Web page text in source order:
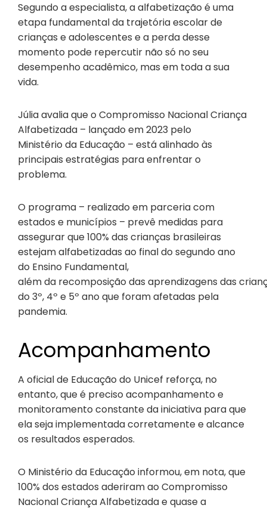
Segundo a especialista, a alfabetização é uma
etapa fundamental da trajetória escolar de
crianças e adolescentes e a perda desse
momento pode repercutir não só no seu
desempenho acadêmico, mas em toda a sua
vida.
Júlia avalia que o Compromisso Nacional Criança
Alfabetizada – lançado em 2023 pelo
Ministério da Educação – está alinhado às
principais estratégias para enfrentar o
problema.
O programa – realizado em parceria com
estados e municípios – prevê medidas para
assegurar que 100% das crianças brasileiras
estejam alfabetizadas ao final do segundo ano
do Ensino Fundamental,
além da recomposição das aprendizagens das
do 3º, 4º e 5º ano que foram afetadas pela
pandemia.
Acompanhamento
A oficial de Educação do Unicef reforça, no
entanto, que é preciso acompanhamento e
monitoramento constante da iniciativa para que
ela seja implementada corretamente e alcance
os resultados esperados.
O Ministério da Educação informou, em nota, que
100% dos estados aderiram ao Compromisso
Nacional Criança Alfabetizada e quase a